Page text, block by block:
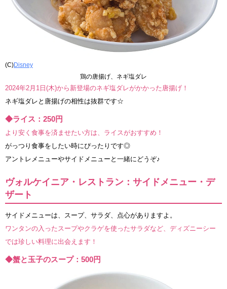
(C)Disney
鶏の唐揚げ、ネギ塩ダレ
2024年2月1日(木)から新登場のネギ塩ダレがかかった唐揚げ！
ネギ塩ダレと唐揚げの相性は抜群です☆
◆ライス：250円
より安く食事を済ませたい方は、ライスがおすすめ！
がっつり食事をしたい時にぴったりです◎
アントレメニューやサイドメニューと一緒にどうぞ♪
ヴォルケイニア・レストラン：サイドメニュー・デ
ザート
サイドメニューは、スープ、サラダ、点心がありますよ。
ワンタンの入ったスープやクラゲを使ったサラダなど、ディズニーシー
では珍しい料理に出会えます！
◆蟹と玉子のスープ：500円